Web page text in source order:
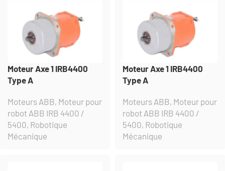
Moteur Axe 1 IRB4400
Type A
Moteurs ABB, Moteur pour
robot ABB IRB 4400 /
5400, Robotique
Mécanique
Moteur Axe 1 IRB4400
Type A
Moteurs ABB, Moteur pour
robot ABB IRB 4400 /
5400, Robotique
Mécanique